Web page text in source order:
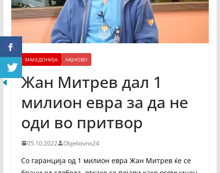
МАКЕДОНИЈА НАЈНОВО
Жан Митрев дал 1
милион евра за да не
оди во притвор
05.10.2022 Objektivno24
Со гаранција од 1 милион евра Жан Митрев ќе се